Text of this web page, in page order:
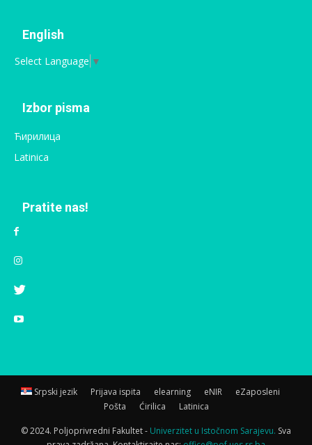
English
Select Language ▼
Izbor pisma
Ћирилица
Latinica
Pratite nas!
Srpski jezik Prijava ispita elearning eNIR
eZaposleni
Pošta
Ćirilica Latinica
© 2024. Poljoprivredni Fakultet - Univerzitet u Istočnom Sarajevu. Sva